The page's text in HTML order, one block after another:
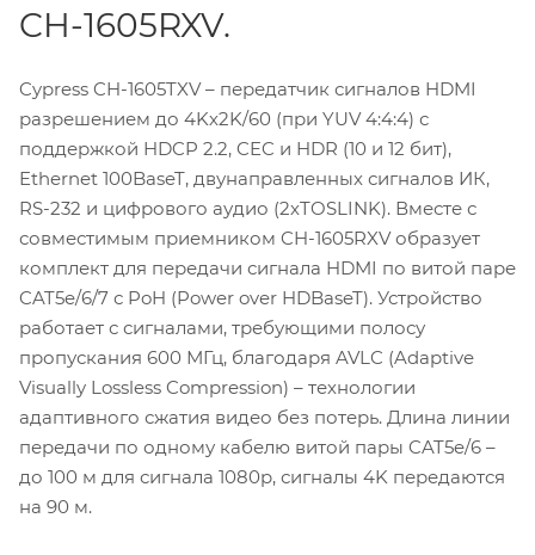
CH-1605RXV.
Cypress CH-1605TXV – передатчик сигналов HDMI
разрешением до 4Kх2K/60 (при YUV 4:4:4) с
поддержкой HDCP 2.2, CEC и HDR (10 и 12 бит),
Ethernet 100BaseT, двунаправленных сигналов ИК,
RS-232 и цифрового аудио (2хTOSLINK). Вместе с
совместимым приемником CH-1605RXV образует
комплект для передачи сигнала HDMI по витой паре
CAT5e/6/7 с PoH (Power over HDBaseT). Устройство
работает с сигналами, требующими полосу
пропускания 600 МГц, благодаря AVLC (Adaptive
Visually Lossless Compression) – технологии
адаптивного сжатия видео без потерь. Длина линии
передачи по одному кабелю витой пары CAT5e/6 –
до 100 м для сигнала 1080p, сигналы 4K передаются
на 90 м.